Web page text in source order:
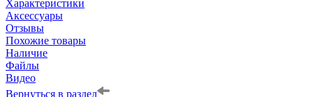
Характеристики
Аксессуары
Отзывы
Похожие товары
Наличие
Файлы
Видео
Вернуться в раздел